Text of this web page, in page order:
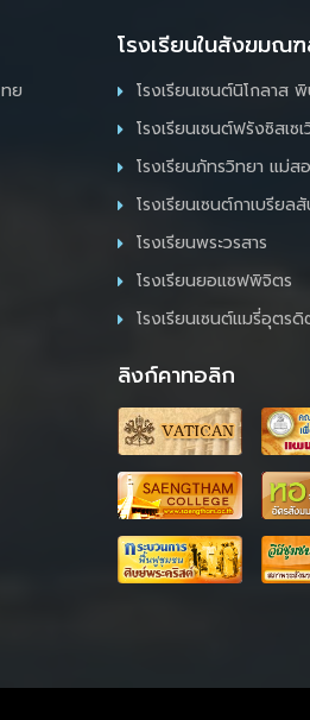
ย
โรงเรียนในสังฆมณ
โรงเรียนเซนต์นิโกลาส
โรงเรียนเซนต์ฟรังซิสเซ
โรงเรียนภัทรวิทยา แม่ส
โรงเรียนเซนต์กาเบรีย
โรงเรียนพระวรสาร
โรงเรียนยอแซฟพิจิตร
โรงเรียนเซนต์แมรี่อุตร
ลิงก์คาทอลิก